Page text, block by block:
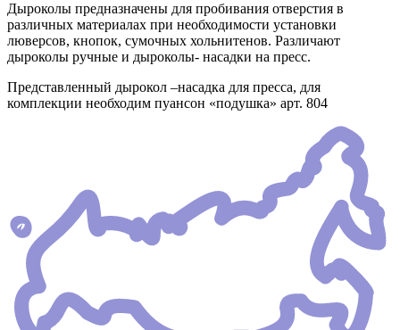
Дыроколы предназначены для пробивания отверстия в
различных материалах при необходимости установки
люверсов, кнопок, сумочных хольнитенов. Различают
дыроколы ручные и дыроколы- насадки на пресс.
Представленный дырокол –насадка для пресса, для
комплекции необходим пуансон «подушка» арт. 804